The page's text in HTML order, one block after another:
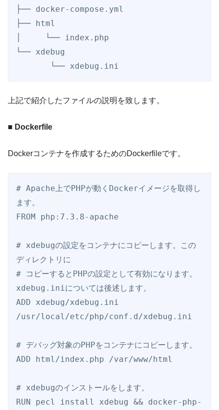
├── docker-compose.yml
├── html
│     └── index.php
└── xdebug
       └── xdebug.ini
上記で紹介したファイルの説明を致します。
■ Dockerfile
Dockerコンテナを作成するためのDockerfileです。
# Apache上でPHPが動くDockerイメージを取得し
ます。
FROM php:7.3.8-apache
# xdebugの設定をコンテナにコピーします。この
ディレクトリに
# コピーするとPHPの設定として有効になります。
xdebug.iniについては後述します。
ADD xdebug/xdebug.ini
/usr/local/etc/php/conf.d/xdebug.ini
# デバッグ対象のPHPをコンテナにコピーします。
ADD html/index.php /var/www/html
# xdebugのインストールをします。
RUN pecl install xdebug && docker-php-